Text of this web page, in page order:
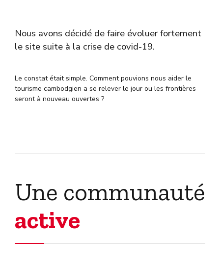
Nous avons décidé de faire évoluer fortement
le site suite à la crise de covid-19.
Le constat était simple. Comment pouvions nous aider le
tourisme cambodgien a se relever le jour ou les frontières
seront à nouveau ouvertes ?
Une communauté
active